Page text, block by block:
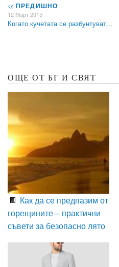
<< ПРЕДИШНО
12 Март 2015
Когато кучетата се разбунтуват...
ОЩЕ ОТ БГ И СВЯТ
Как да се предпазим от
горещините – практични
съвети за безопасно лято